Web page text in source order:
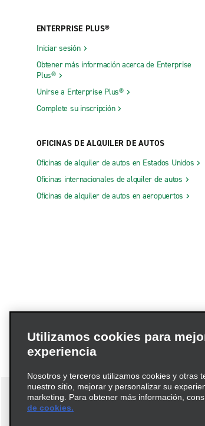
ENTERPRISE PLUS®
Iniciar sesión
Obtener más información acerca de Enterprise
Plus®
Unirse a Enterprise Plus®
Complete su inscripción
OFICINAS DE ALQUILER DE AUTOS
Oficinas de alquiler de autos en Estados Unidos
Oficinas internacionales de alquiler de autos
Oficinas de alquiler de autos en aeropuertos
Utilizamos cookies para
experiencia
Nosotros y terceros utilizamos cookies y otras
nuestro sitio, mejorar y personalizar su
marketing. Para obtener más información,
de cookies.